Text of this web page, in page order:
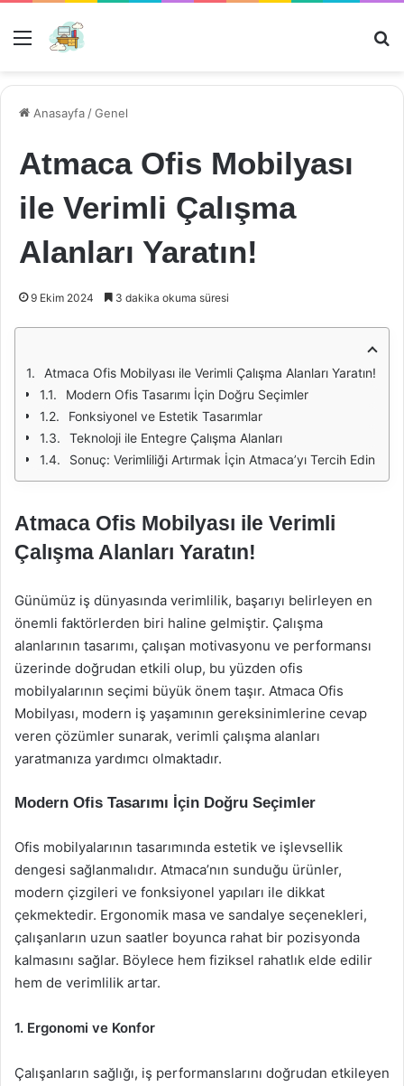
Menü
Anasayfa /Genel
Atmaca Ofis Mobilyası
ile Verimli Çalışma
Alanları Yaratın!
9 Ekim 2024 3 dakika okuma süresi
Atmaca Ofis Mobilyası ile Verimli Çalışma Alanları Yaratın!
Modern Ofis Tasarımı İçin Doğru Seçimler
Fonksiyonel ve Estetik Tasarımlar
Teknoloji ile Entegre Çalışma Alanları
Sonuç: Verimliliği Artırmak İçin Atmaca’yı Tercih Edin
Atmaca Ofis Mobilyası ile Verimli
Çalışma Alanları Yaratın!
Günümüz iş dünyasında verimlilik, başarıyı belirleyen en
önemli faktörlerden biri haline gelmiştir. Çalışma
alanlarının tasarımı, çalışan motivasyonu ve performansı
üzerinde doğrudan etkili olup, bu yüzden ofis
mobilyalarının seçimi büyük önem taşır. Atmaca Ofis
Mobilyası, modern iş yaşamının gereksinimlerine cevap
veren çözümler sunarak, verimli çalışma alanları
yaratmanıza yardımcı olmaktadır.
Modern Ofis Tasarımı İçin Doğru Seçimler
Ofis mobilyalarının tasarımında estetik ve işlevsellik
dengesi sağlanmalıdır. Atmaca’nın sunduğu ürünler,
modern çizgileri ve fonksiyonel yapıları ile dikkat
çekmektedir. Ergonomik masa ve sandalye seçenekleri,
çalışanların uzun saatler boyunca rahat bir pozisyonda
kalmasını sağlar. Böylece hem fiziksel rahatlık elde edilir
hem de verimlilik artar.
1. Ergonomi ve Konfor
Çalışanların sağlığı, iş performanslarını doğrudan etkileyen